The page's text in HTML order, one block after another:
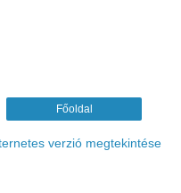
Főoldal
verzió megtekintése